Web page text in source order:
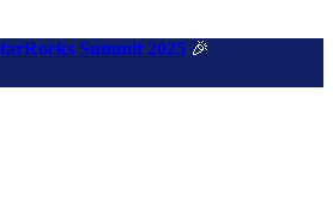
Summit 2025 🎉️